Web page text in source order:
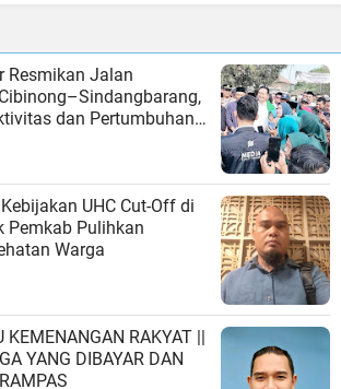
Resmikan Jalan
dan Pertumbuhan
Selatan
UHC Cut-Off di
Pemkab Pulihkan
Warga
KEMENANGAN RAKYAT ||
YANG DIBAYAR DAN